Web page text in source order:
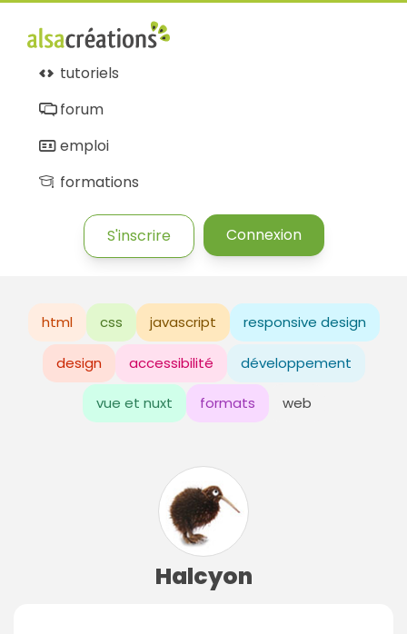
tutoriels
forum
emploi
formations
S'inscrire Connexion
html css javascript responsive design
design accessibilité développement
vue et nuxt formats web
Halcyon